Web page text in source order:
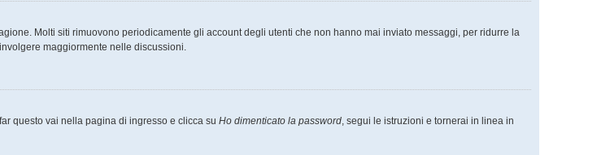
Molti siti rimuovono periodicamente gli account degli utenti che non hanno mai inviato messaggi, per ridurre la
maggiormente nelle discussioni.
questo vai nella pagina di ingresso e clicca su Ho dimenticato la password, segui le istruzioni e tornerai in linea in